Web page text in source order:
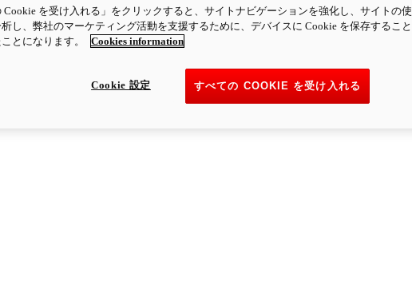
Cookie を受け入れる」をクリックすると、サイトナビゲーションを強化し、サイトの使
し、弊社のマーケティング活動を支援するために、デバイスに Cookie を保存すること
とになります。
Cookies information
すべての COOKIE を受け入れる
Cookie 設定